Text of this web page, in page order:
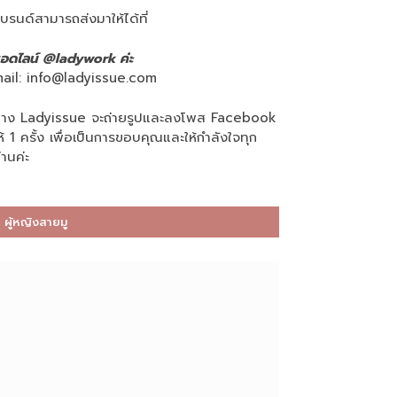
รนด์สามารถส่งมาให้ได้ที่
ดไลน์ @ladywork ค่ะ
info@ladyissue.com
ง Ladyissue จะถ่ายรูปและลงโพส Facebook
1 ครั้ง เพื่อเป็นการขอบคุณและให้กำลังใจทุก
นค่ะ
ผู้หญิงสายมู